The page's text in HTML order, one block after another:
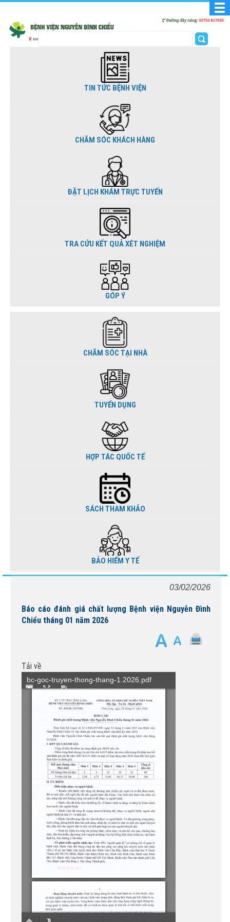
TIN TỨC BỆNH VIỆN
CHĂM SÓC KHÁCH HÀNG
ĐẶT LỊCH KHÁM TRỰC TUYẾN
TRA CỨU KẾT QUẢ XÉT NGHIỆM
GÓP Ý
CHĂM SÓC TẠI NHÀ
TUYỂN DỤNG
HỢP TÁC QUỐC TẾ
SÁCH THAM KHẢO
BẢO HIỂM Y TẾ
03/02/2026
Báo cáo đánh giá chất lượng Bệnh viện Nguyễn Đình
Chiểu tháng 01 năm 2026
Tải về